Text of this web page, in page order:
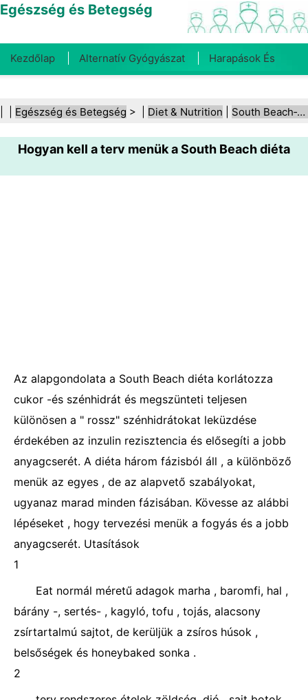
Egészség és Betegség
Kezdőlap Alternatív Gyógyászat Harapások És
Fogegészség Diéta És Táplálkozás Családi
Egészség Egészségügyi Ágazat Mentális Egészség
Közegészségügy És Biztonság Sebészet És
Egészség és Betegség > | Diet & Nutrition South Beach‑diéta
Hogyan kell a terv menük a South Beach diéta
Az alapgondolata a South Beach diéta korlátozza
cukor -és szénhidrát és megszünteti teljesen
különösen a " rossz" szénhidrátokat leküzdése
érdekében az inzulin rezisztencia és elősegíti a jobb
anyagcserét. A diéta három fázisból áll , a különböző
menük az egyes , de az alapvető szabályokat,
ugyanaz marad minden fázisában. Kövesse az alábbi
lépéseket , hogy tervezési menük a fogyás és a jobb
anyagcserét. Utasítások
1
Eat normál méretű adagok marha , baromfi, hal ,
bárány -, sertés- , kagyló, tofu , tojás, alacsony
zsírtartalmú sajtot, de kerüljük a zsíros húsok ,
belsőségek és honeybaked sonka .
2